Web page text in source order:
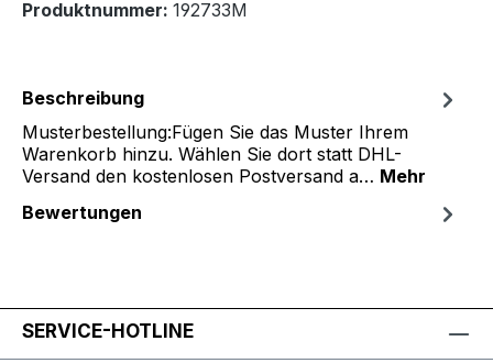
Produktnummer: 192733M
Beschreibung
Musterbestellung:Fügen Sie das Muster Ihrem
Warenkorb hinzu. Wählen Sie dort statt DHL-
Versand den kostenlosen Postversand a… Mehr
Bewertungen
SERVICE-HOTLINE